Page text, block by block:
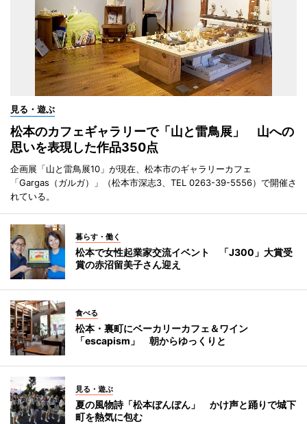
見る・遊ぶ
松本のカフェギャラリーで「山と雷鳥展」 山への
思いを表現した作品350点
企画展「山と雷鳥展10」が現在、松本市のギャラリーカフェ
「Gargas（ガルガ）」（松本市深志3、TEL 0263-39-5556）で開催さ
れている。
暮らす・働く
松本で女性起業家交流イベント 「J300」大賞受
賞の赤沼留美子さん迎え
食べる
松本・裏町にベーカリーカフェ＆ワイン
「escapism」 朝からゆっくりと
見る・遊ぶ
夏の風物詩「松本ぼんぼん」 かけ声と踊りで城下
町を熱気に包む